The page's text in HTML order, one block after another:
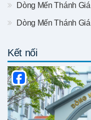
Dòng Mến Thánh
Dòng Mến Thánh
Kết nối